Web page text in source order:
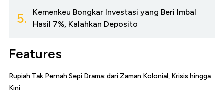
5.
Kemenkeu Bongkar Investasi yang Beri Imbal
Hasil 7%, Kalahkan Deposito
Features
Rupiah Tak Pernah Sepi Drama: dari Zaman Kolonial, Krisis hingga
Kini